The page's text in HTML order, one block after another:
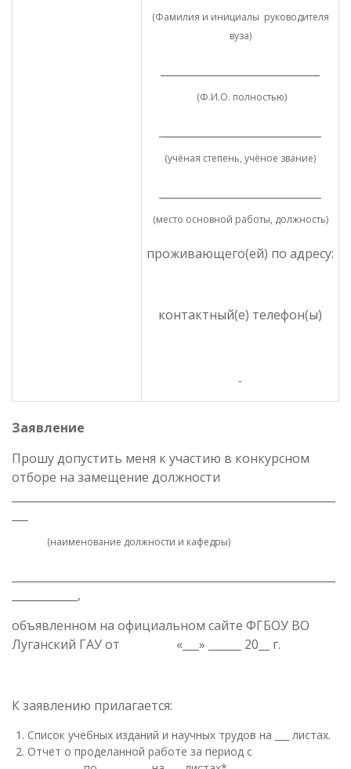
(Фамилия и инициалы руководителя
вуза)
(Ф.И.О. полностью)
(учёная степень, учёное звание)
(место основной работы, должность)
проживающего(ей) по адресу:
контактный(е) телефон(ы)
Заявление
Прошу допустить меня к участию в конкурсном
отборе на замещение должности
(наименование должности и кафедры)
____________,
объявленном на официальном сайте ФГБОУ ВО
Луганский ГАУ от «___» ______ 20__ г.
К заявлению прилагается:
Список учебных изданий и научных трудов на ___ листах.
Отчет о проделанной работе за период с